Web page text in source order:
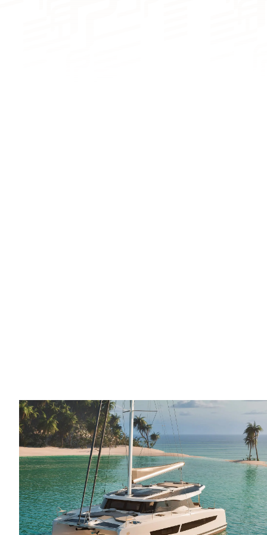
INFORMATIONS
TECHNIQUES
LONGUEUR DE COQUE
12.10m 13.26m
LARGEUR HORS TOUT